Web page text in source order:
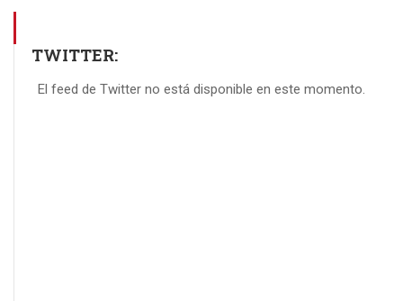
TWITTER:
El feed de Twitter no está disponible en este momento.